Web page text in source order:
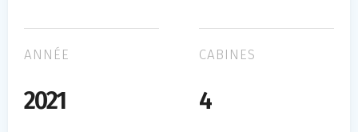
ANNÉE
2021
CABINES
4